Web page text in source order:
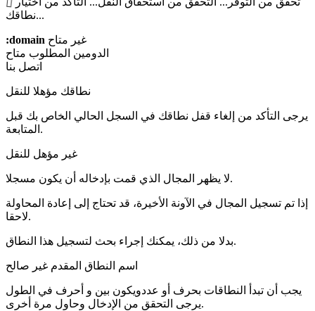
نطاقك...
:domain غير متاح
الدومين المطلوب متاح
اتصل بنا
نطاقك مؤهلا للنقل
يرجى التأكد من إلغاء قفل نطاقك في السجل الحالي الخاص بك قبل
المتابعة.
غير مؤهل للنقل
لا يظهر المجال الذي قمت بإدخاله أن يكون مسجلا.
إذا تم تسجيل المجال في الآونة الأخيرة، قد تحتاج إلى إعادة المحاولة
لاحقا.
بدلا من ذلك، يمكنك إجراء بحث لتسجيل هذا النطاق.
اسم النطاق المقدم غير صالح
يجب أن تبدأ النطاقات بحرف أو عددويكون بين و أحرف في الطول
يرجى التحقق من الإدخال وحاول مرة أخرى.